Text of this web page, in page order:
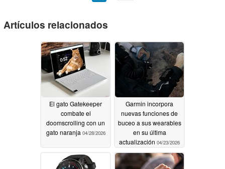
Artículos relacionados
El gato Gatekeeper
combate el
doomscrolling con un
gato naranja 04/28/2026
Garmin incorpora
nuevas funciones de
buceo a sus wearables
en su última
actualización 04/23/2026